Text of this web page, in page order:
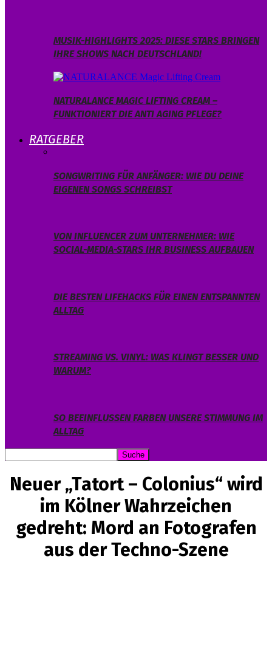
MUSIK-HIGHLIGHTS 2025: DIESE STARS BRINGEN
IHRE SHOWS NACH DEUTSCHLAND!
NATURALANCE MAGIC LIFTING CREAM –
FUNKTIONIERT DIE ANTI AGING PFLEGE?
RATGEBER
SONGWRITING FÜR ANFÄNGER: WIE DU DEINE
EIGENEN SONGS SCHREIBST
VON INFLUENCER ZUM UNTERNEHMER: WIE
SOCIAL-MEDIA-STARS IHR BUSINESS AUFBAUEN
DIE BESTEN LIFEHACKS FÜR EINEN ENTSPANNTEN
ALLTAG
STREAMING VS. VINYL: WAS KLINGT BESSER UND
WARUM?
SO BEEINFLUSSEN FARBEN UNSERE STIMMUNG IM
ALLTAG
Neuer „Tatort – Colonius“ wird
im Kölner Wahrzeichen
gedreht: Mord an Fotografen
aus der Techno-Szene